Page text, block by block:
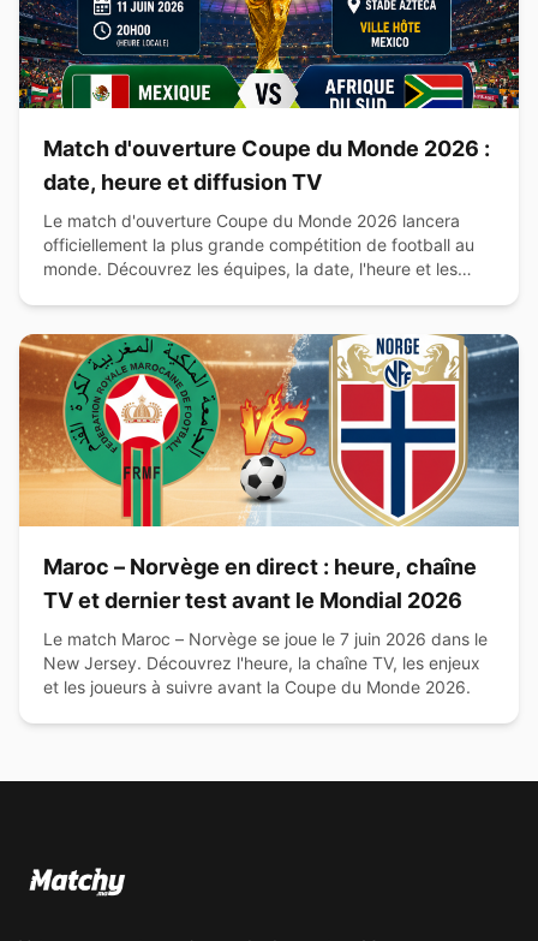
Match d'ouverture Coupe du Monde 2026 :
date, heure et diffusion TV
Le match d'ouverture Coupe du Monde 2026 lancera
officiellement la plus grande compétition de football au
monde. Découvrez les équipes, la date, l'heure et les
Maroc – Norvège en direct : heure, chaîne
TV et dernier test avant le Mondial 2026
Le match Maroc – Norvège se joue le 7 juin 2026 dans le
New Jersey. Découvrez l'heure, la chaîne TV, les enjeux
et les joueurs à suivre avant la Coupe du Monde 2026.